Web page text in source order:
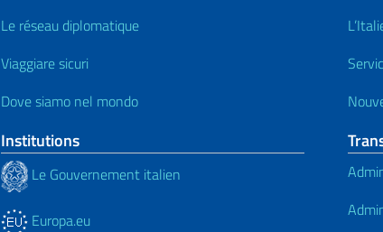
Le réseau diplomatique
Viaggiare sicuri
Dove siamo nel mondo
Institutions
Le Gouvernement italien
Europa.eu